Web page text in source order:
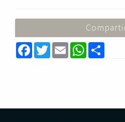
F
a
c
T
w
E
m
a
W
h
a